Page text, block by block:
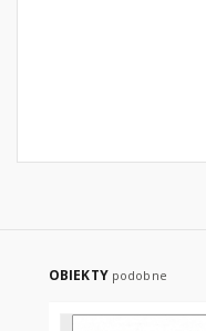
OBIEKTY podobne